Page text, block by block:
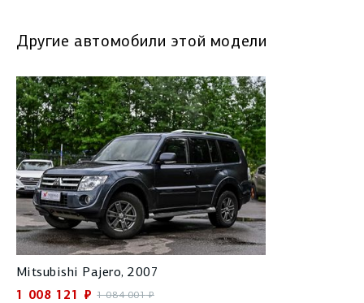
Другие автомобили этой модели
Mitsubishi Pajero, 2007
1 008 121 ₽ 1 084 001₽